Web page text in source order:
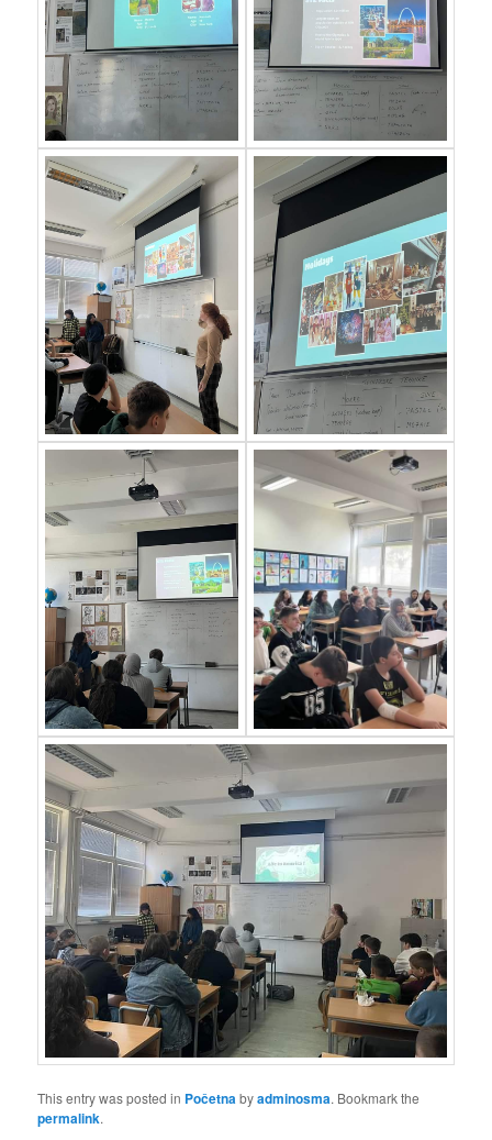
This entry was posted in Početnabyadminosma. Bookmark the
permalink.